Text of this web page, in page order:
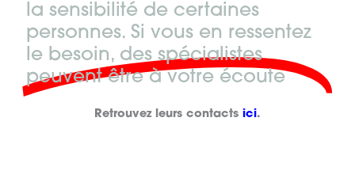
la sensibilité de certaines
personnes. Si vous en ressentez
le besoin, des spécialistes
peuvent être à votre écoute
Retrouvez leurs contacts ici.